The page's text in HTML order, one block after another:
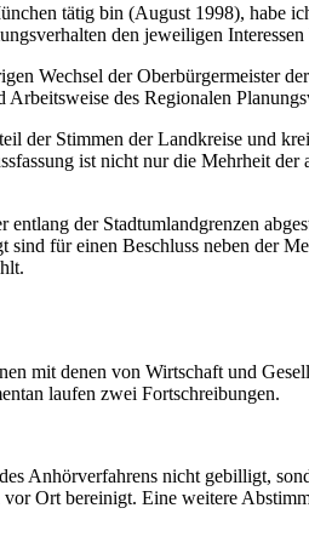
tätig bin (August 1998),
den jeweiligen
Wechsel der Oberbürgermeister
des Regionalen
der Stimmen der Landkreise und
ist nicht nur die Mehrheit
der Stadtumlandgrenzen
für einen Beschluss neben der
mit denen von Wirtschaft und
laufen zwei Fortschreibungen.
Anhörverfahrens nicht gebilligt,
Ort bereinigt. Eine weitere